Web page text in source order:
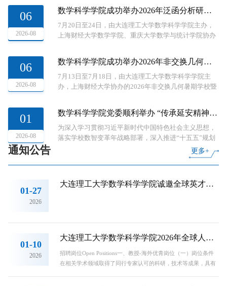
京理工大学、中国矿业大学、...
海交通大学、中国科学技术大学、南京大学、北京师范
大学、厦门大学、四川大学、华东师范大学、中国科学
院等高校及科研院所的40余名专家学者、青年教师和研
究生，为国内代数表示论领域搭建了高水平交流平台。
06
2026-08
数学科学学院成功举办2026年泛函分析研讨会
7月20日至24日，由大连理工大学数学科学学院主办，
上海财经大学数学学院、重庆大学数学与统计学院协办
顺利举行。会议汇聚国内外60余名知名专家学者参会，
聚焦泛函分析领域前沿热点，开展高水平学术研讨与交
流。开幕式由河北师范大学蒋春澜教授、我校卢玉峰教
授、上海财经大学龚贵华教授致辞。会议共设34场高水
06
2026-08
数学科学学院成功举办2026年非交换几何暑期学校暨工作会议
7月13日至7月18日，由大连理工大学数学科学学院主
办，上海财经大学协办的2026年非交换几何暑期学校暨
引来自北京大学、复旦大学、吉林大学、哈尔滨工业大
学、华东师范大学等国内高校30余名专家学者和50余名
研究生学员。 学院党委书记马吉祥、辽宁应用数学中心
主任卢玉峰、学院副院长张仁权、刘浏出席开幕式。马
吉祥对参会师生表示欢迎，卢玉峰结合学科前沿寄语青
年科研学子，张仁权介绍学院概况与人才政策，...
01
2026-08
数学科学学院党委顺利举办 “传承延安精神 数智启航十五五”党性教育培训
为深入学习贯彻习近平新时代中国特色社会主义思想，
落实学校数智变革年战略部署，深入推进“十五五”规划
开局起步，恰逢红军长征胜利90周年、建党105周年重
要节点，数学科学学院党委于7月26日至30日组织开展
院党政班子成员、党支部书记、统战人士及教师代表四
十余人赴陕西榆林、延安、西安等地开展沉浸式学习。
通知公告 更多+
01-27
2026
大连理工大学数学科学学院诚邀全球英才申报2026年海外优青项目
01-10
2026
大连理工大学数学科学学院2026年全球人才招聘公告
招聘岗位Open Positions一、教授-海外优青岗位（一）岗位条件
在相关学术领域取得了同行专家认可的科研，技术等成果，具有